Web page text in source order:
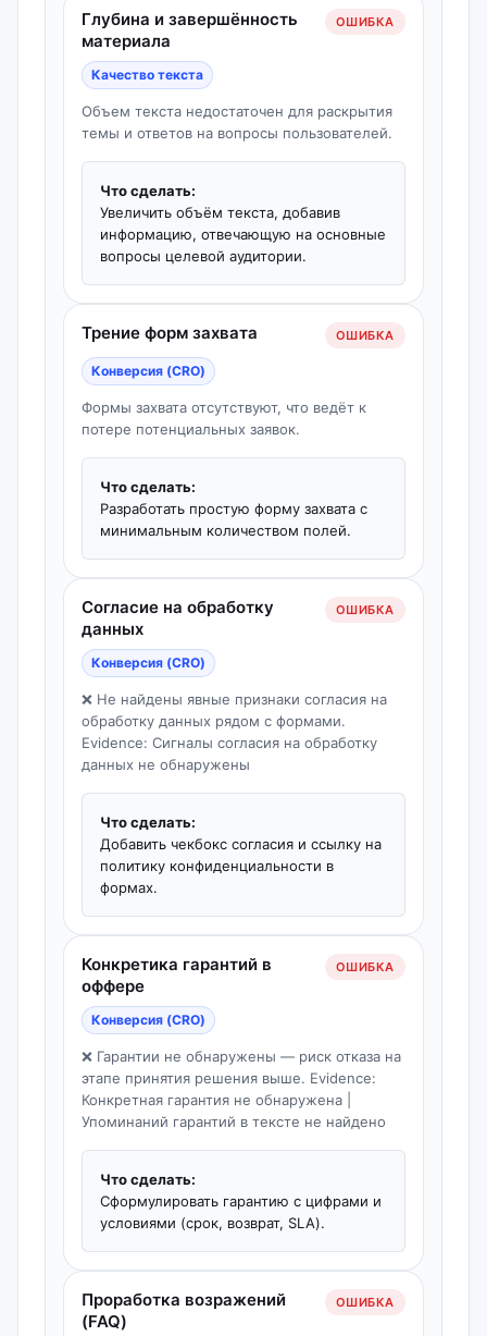
Глубина и завершённость
материала
ОШИБКА
Качество текста
Объем текста недостаточен для раскрытия
темы и ответов на вопросы пользователей.
Что сделать:
Увеличить объём текста, добавив
информацию, отвечающую на основные
вопросы целевой аудитории.
Трение форм захвата ОШИБКА
Конверсия (CRO)
Формы захвата отсутствуют, что ведёт к
потере потенциальных заявок.
Что сделать:
Разработать простую форму захвата с
минимальным количеством полей.
Согласие на обработку
данных
ОШИБКА
Конверсия (CRO)
❌ Не найдены явные признаки согласия на
обработку данных рядом с формами.
Evidence: Сигналы согласия на обработку
данных не обнаружены
Что сделать:
Добавить чекбокс согласия и ссылку на
политику конфиденциальности в
формах.
Конкретика гарантий в
оффере
ОШИБКА
Конверсия (CRO)
❌ Гарантии не обнаружены — риск отказа на
этапе принятия решения выше. Evidence:
Конкретная гарантия не обнаружена |
Упоминаний гарантий в тексте не найдено
Что сделать:
Сформулировать гарантию с цифрами и
условиями (срок, возврат, SLA).
Проработка возражений
(FAQ)
ОШИБКА